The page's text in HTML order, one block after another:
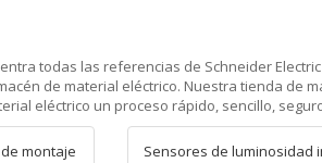
todas las referencias de Schneider
de material eléctrico. Nuestra tienda de
eléctrico un proceso rápido, sencillo,
montaje
Sensores de luminosidad